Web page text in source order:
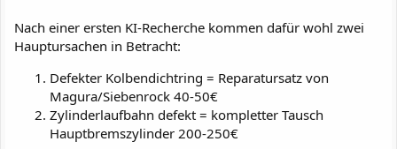
Nach einer ersten KI-Recherche kommen dafür wohl zwei
Hauptursachen in Betracht:
Defekter Kolbendichtring = Reparatursatz von
Magura/Siebenrock 40-50€
Zylinderlaufbahn defekt = kompletter Tausch
Hauptbremszylinder 200-250€